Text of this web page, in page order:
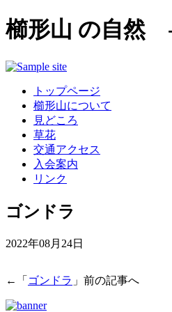
櫛形山 の自然
トップページ
櫛形山について
見どころ
草花
交通アクセス
入会案内
リンク
ゴンドラ
2022年08月24日
←「 ゴンドラ 」前の記事へ